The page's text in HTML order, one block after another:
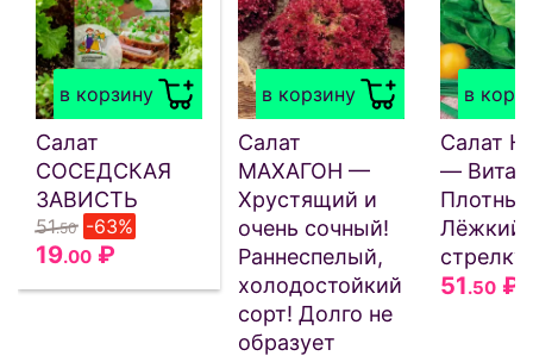
в корзину
Салат
СОСЕДСКАЯ
ЗАВИСТЬ
51.50 -63%
19.00 ₽
в корзину
Салат
МАХАГОН —
Хрустящий и
очень сочный!
Раннеспелый,
холодостойкий
сорт! Долго не
образует
в
Салат
—
51.50 ₽